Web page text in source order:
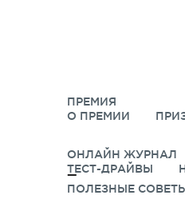
ПРЕМИЯ
О ПРЕМИИ
ОНЛАЙН ЖУРНАЛ
ТЕСТ-ДРАЙВЫ
ПОЛЕЗНЫЕ